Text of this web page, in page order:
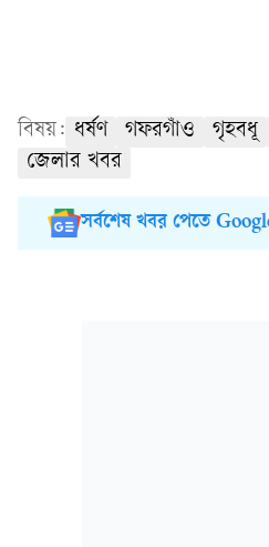
বিষয়: ধর্ষণ গফরগাঁও গৃহবধূ
জেলার খবর
সর্বশেষ খবর পেতে